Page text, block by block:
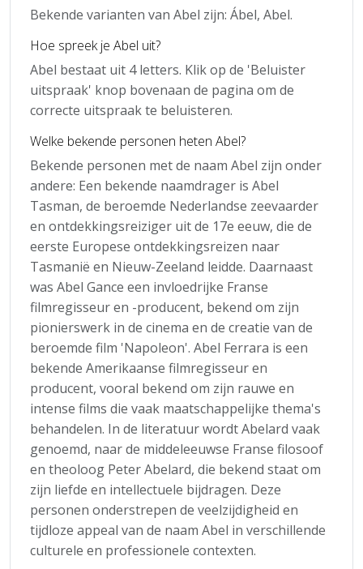
Bekende varianten van Abel zijn: Ábel, Abel.
Hoe spreek je Abel uit?
Abel bestaat uit 4 letters. Klik op de 'Beluister
uitspraak' knop bovenaan de pagina om de
correcte uitspraak te beluisteren.
Welke bekende personen heten Abel?
Bekende personen met de naam Abel zijn onder
andere: Een bekende naamdrager is Abel
Tasman, de beroemde Nederlandse zeevaarder
en ontdekkingsreiziger uit de 17e eeuw, die de
eerste Europese ontdekkingsreizen naar
Tasmanië en Nieuw-Zeeland leidde. Daarnaast
was Abel Gance een invloedrijke Franse
filmregisseur en -producent, bekend om zijn
pionierswerk in de cinema en de creatie van de
beroemde film 'Napoleon'. Abel Ferrara is een
bekende Amerikaanse filmregisseur en
producent, vooral bekend om zijn rauwe en
intense films die vaak maatschappelijke thema's
behandelen. In de literatuur wordt Abelard vaak
genoemd, naar de middeleeuwse Franse filosoof
en theoloog Peter Abelard, die bekend staat om
zijn liefde en intellectuele bijdragen. Deze
personen onderstrepen de veelzijdigheid en
tijdloze appeal van de naam Abel in verschillende
culturele en professionele contexten.